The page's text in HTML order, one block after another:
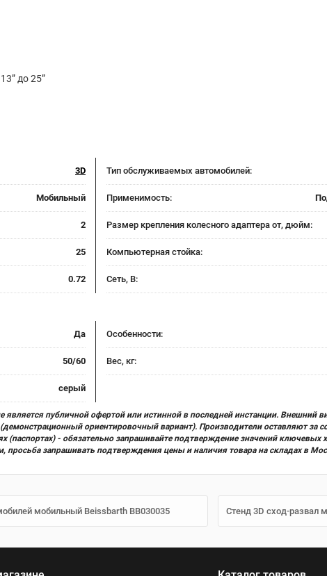
до 25”
3D Тип обслуживаемых автомобилей:
Мобильный Применимость:
2 Размер крепления колесного адаптера от, дюйм:
25 Компьютерная стойка:
0.72 Сеть, В:
Да Особенности:
50/60 Вес, кг:
серый
публичной офертой или истинной в последней инстанции. Внешний
ориентировочный вариант). Производители оставляют за
(паспортах) - обязательно запрашивайте подтверждение значений ключевых
запрашивать подтверждения цены и наличия товара на складах в
мобильный Beissbarth BB030035 Стенд 3D сход-развал